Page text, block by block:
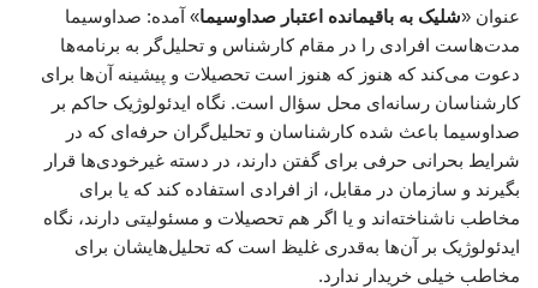
عنوان «شلیک به باقیمانده اعتبار صداوسیما» آمده: صداوسیما
مدت‌هاست افرادی را در مقام کارشناس و تحلیل‌گر به برنامه‌ها
دعوت می‌کند که هنوز که هنوز است تحصیلات و پیشینه آن‌ها برای
کارشناسان رسانه‌ای محل سؤال است. نگاه ایدئولوژیک حاکم بر
صداوسیما باعث شده کارشناسان و تحلیل‌گران حرفه‌ای که در
شرایط بحرانی حرفی برای گفتن دارند، در دسته غیرخودی‌ها قرار
بگیرند و سازمان در مقابل، از افرادی استفاده کند که یا برای
مخاطب ناشناخته‌اند و یا اگر هم تحصیلات و مسئولیتی دارند، نگاه
ایدئولوژیک بر آن‌ها به‌قدری غلیظ است که تحلیل‌هایشان برای
مخاطب خیلی خریدار ندارد.